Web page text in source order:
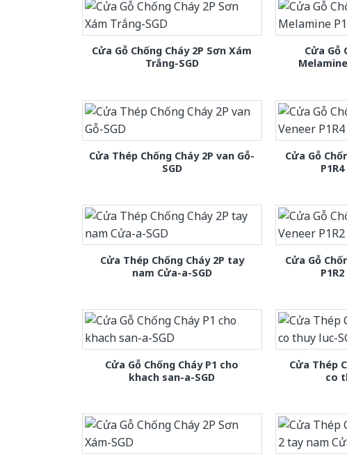
Cửa Gỗ Chống Cháy 2P Sơn Xám
Trắng-SGD
Cửa Gỗ
Cửa Thép Chống Cháy 2P van Gỗ-
SGD
Cửa Gỗ
Cửa Thép Chống Cháy 2P tay
nam Cửa-a-SGD
Cửa Gỗ
Cửa Gỗ Chống Cháy P1 cho
khach san-a-SGD
Cửa Thép
co